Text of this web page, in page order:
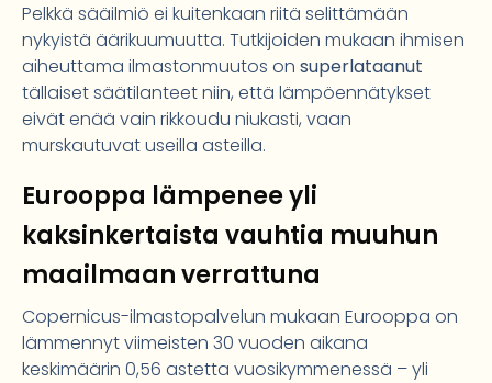
Pelkkä sääilmiö ei kuitenkaan riitä selittämään
nykyistä äärikuumuutta. Tutkijoiden mukaan ihmisen
aiheuttama ilmastonmuutos on superlataanut
tällaiset säätilanteet niin, että lämpöennätykset
eivät enää vain rikkoudu niukasti, vaan
murskautuvat useilla asteilla.
Eurooppa lämpenee yli
kaksinkertaista vauhtia muuhun
maailmaan verrattuna
Copernicus-ilmastopalvelun mukaan Eurooppa on
lämmennyt viimeisten 30 vuoden aikana
keskimäärin 0,56 astetta vuosikymmenessä – yli